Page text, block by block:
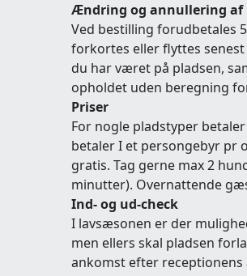
Ændring og annullering af
Ved bestilling forudbetales
forkortes eller flyttes
du har været på pladsen,
opholdet uden beregning
Priser
For nogle pladstyper
betaler I et persongebyr pr
gratis. Tag gerne max 2
minutter). Overnattende
Ind- og ud-check
I lavsæsonen er der
men ellers skal pladsen
ankomst efter